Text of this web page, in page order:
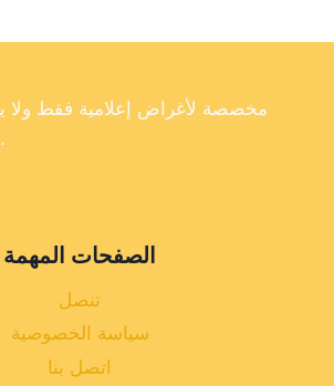
عن أسعار الذهب في تركيا، فإننا لا نضمن دقة أو اكتمال أو موثوقية البيانات الموجودة على موقعنا الإلكتروني.
الصفحات المهمة
تنصل
سياسة الخصوصية
اتصل بنا